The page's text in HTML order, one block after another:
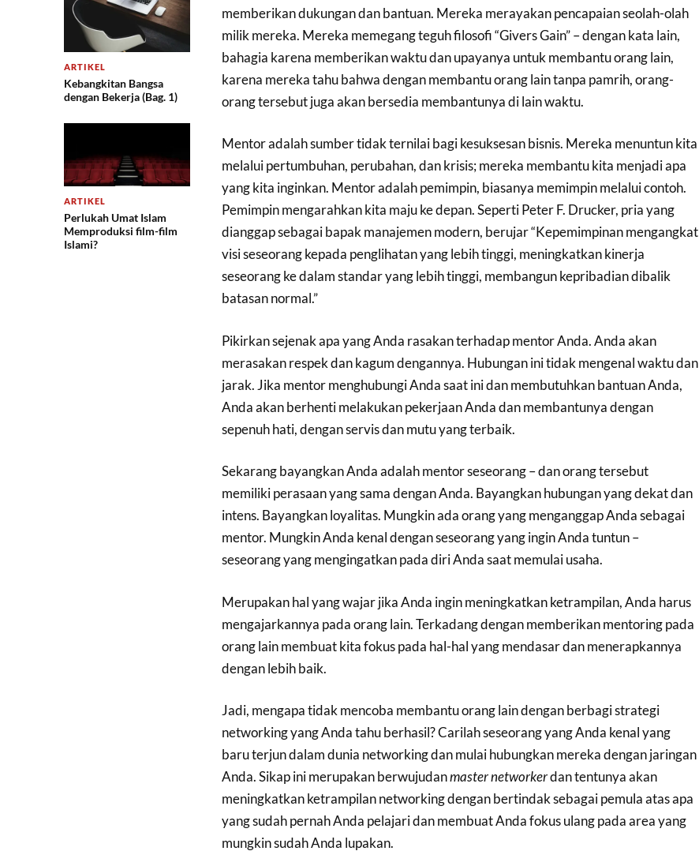
ARTIKEL
Kebangkitan Bangsa
dengan Bekerja (Bag. 1)
ARTIKEL
Perlukah Umat Islam
Memproduksi film-film
Islami?
memberikan dukungan dan bantuan. Mereka merayakan pencapaian seolah-olah
milik mereka. Mereka memegang teguh filosofi “Givers Gain” – dengan kata lain,
bahagia karena memberikan waktu dan upayanya untuk membantu orang lain,
karena mereka tahu bahwa dengan membantu orang lain tanpa pamrih, orang-
orang tersebut juga akan bersedia membantunya di lain waktu.
Mentor adalah sumber tidak ternilai bagi kesuksesan bisnis. Mereka menuntun kita
melalui pertumbuhan, perubahan, dan krisis; mereka membantu kita menjadi apa
yang kita inginkan. Mentor adalah pemimpin, biasanya memimpin melalui contoh.
Pemimpin mengarahkan kita maju ke depan. Seperti Peter F. Drucker, pria yang
dianggap sebagai bapak manajemen modern, berujar “Kepemimpinan mengangkat
visi seseorang kepada penglihatan yang lebih tinggi, meningkatkan kinerja
seseorang ke dalam standar yang lebih tinggi, membangun kepribadian dibalik
batasan normal.”
Pikirkan sejenak apa yang Anda rasakan terhadap mentor Anda. Anda akan
merasakan respek dan kagum dengannya. Hubungan ini tidak mengenal waktu dan
jarak. Jika mentor menghubungi Anda saat ini dan membutuhkan bantuan Anda,
Anda akan berhenti melakukan pekerjaan Anda dan membantunya dengan
sepenuh hati, dengan servis dan mutu yang terbaik.
Sekarang bayangkan Anda adalah mentor seseorang – dan orang tersebut
memiliki perasaan yang sama dengan Anda. Bayangkan hubungan yang dekat dan
intens. Bayangkan loyalitas. Mungkin ada orang yang menganggap Anda sebagai
mentor. Mungkin Anda kenal dengan seseorang yang ingin Anda tuntun –
seseorang yang mengingatkan pada diri Anda saat memulai usaha.
Merupakan hal yang wajar jika Anda ingin meningkatkan ketrampilan, Anda harus
mengajarkannya pada orang lain. Terkadang dengan memberikan mentoring pada
orang lain membuat kita fokus pada hal-hal yang mendasar dan menerapkannya
dengan lebih baik.
Jadi, mengapa tidak mencoba membantu orang lain dengan berbagi strategi
networking yang Anda tahu berhasil? Carilah seseorang yang Anda kenal yang
baru terjun dalam dunia networking dan mulai hubungkan mereka dengan jaringan
Anda. Sikap ini merupakan berwujudanmaster networkerdan tentunya akan
meningkatkan ketrampilan networking dengan bertindak sebagai pemula atas apa
yang sudah pernah Anda pelajari dan membuat Anda fokus ulang pada area yang
mungkin sudah Anda lupakan.